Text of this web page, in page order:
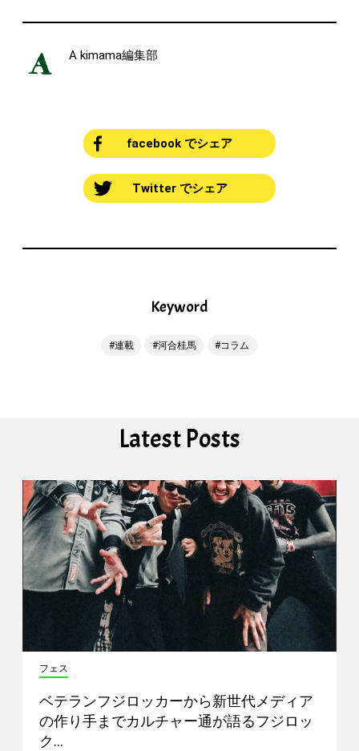
A kimama編集部
facebook でシェア
Twitter でシェア
Keyword
連載 河合桂馬 コラム
Latest Posts
フェス
ベテランフジロッカーから新世代メディア
の作り手までカルチャー通が語るフジロッ
ク…